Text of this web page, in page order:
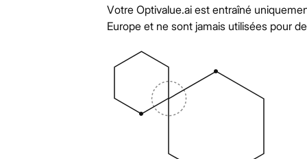
Votre Optivalue.ai est entraîné
Europe et ne sont jamais utilisées pour